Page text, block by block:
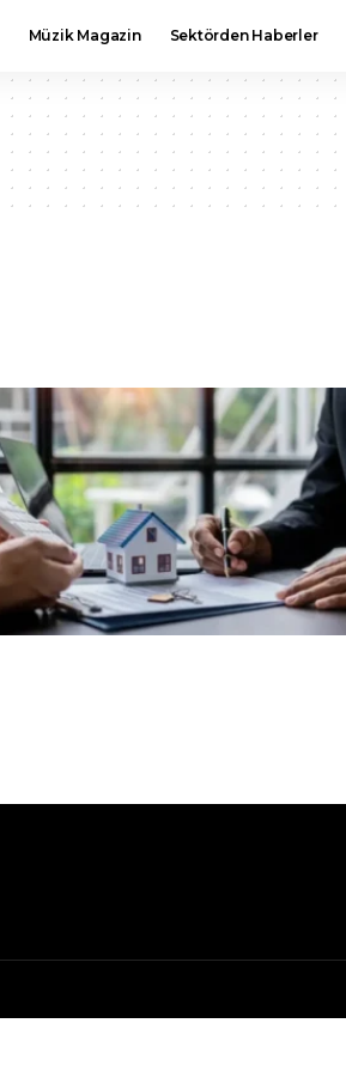
Müzik Magazin Sektörden Haberler